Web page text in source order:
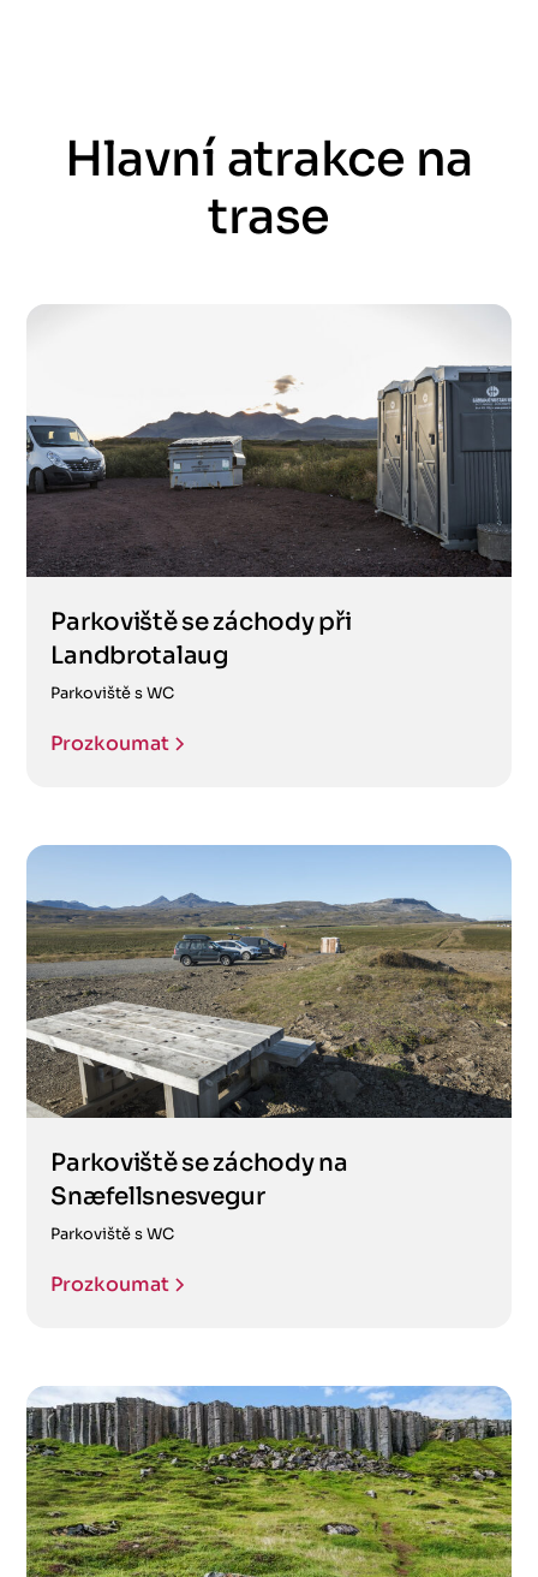
Hlavní atrakce na
trase
Parkoviště se záchody při
Landbrotalaug
Parkoviště s WC
Prozkoumat
Parkoviště se záchody na
Snæfellsnesvegur
Parkoviště s WC
Prozkoumat